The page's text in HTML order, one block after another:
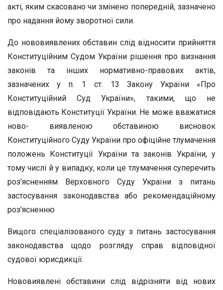
акті, яким скасовано чи змінено попередній, зазначено
про надання йому зворотної сили.
До нововиявлених обставин слід відносити прийняття
Конституційним Судом України рішення про визнання
законів та інших нормативно-правових актів,
зазначених у п. 1 ст. 13 Закону України «Про
Конституційний Суд України», такими, що не
відповідають Конституції України. Не може вважатися
ново- виявленою обставиною висновок
Конституційного Суду України про офіційне тлумачення
положень Конституції України та законів України, у
тому числі й у випадку, коли це тлумачення суперечить
роз’ясненням Верховного Суду України з питань
застосування законодавства або рекомендаційному
роз’ясненню
Вищого спеціалізованого суду з питань застосування
законодавства щодо розгляду справ відповідної
судової юрисдикції.
Нововиявлені обставини слід відрізняти від нових